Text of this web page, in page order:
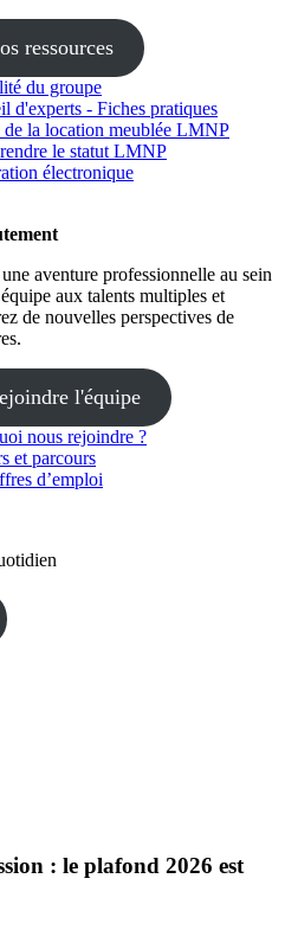
ressources
du groupe
d'experts - Fiches pratiques
de la location meublée LMNP
le statut LMNP
électronique
aventure professionnelle au sein
aux talents multiples et
de nouvelles perspectives de
l'équipe
nous rejoindre ?
et parcours
d’emploi
: le plafond 2026 est